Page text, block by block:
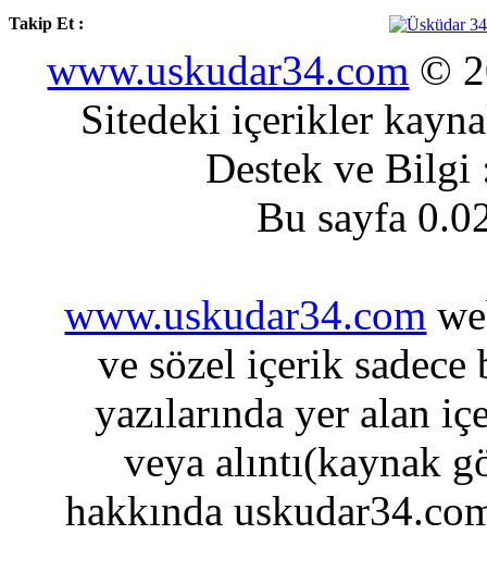
Takip Et :
www.uskudar34.com ©
Sitedeki içerikler
Destek ve
Bu sayfa
www.uskudar34.com
ve sözel içerik sadece
yazılarında yer alan
veya alıntı(kaynak
hakkında